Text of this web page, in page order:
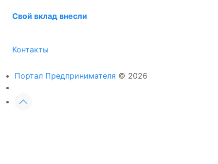
Свой вклад внесли
Контакты
Портал Предпринимателя © 2026